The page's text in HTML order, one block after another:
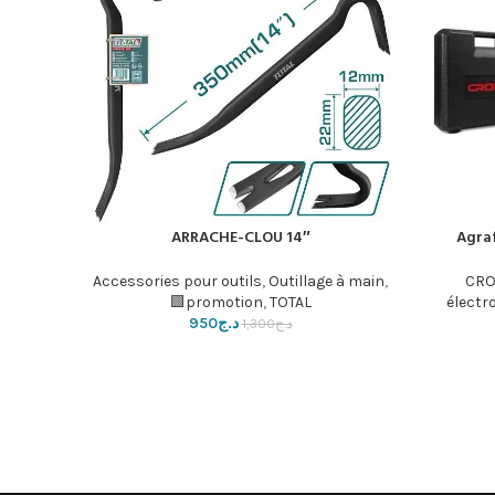
إضافة إلى السلةARRACHE-CLOU 14″
Accessories pour outils,Outillage à main,
promotion,TOTAL🟩
د.ج1,300 د.ج950